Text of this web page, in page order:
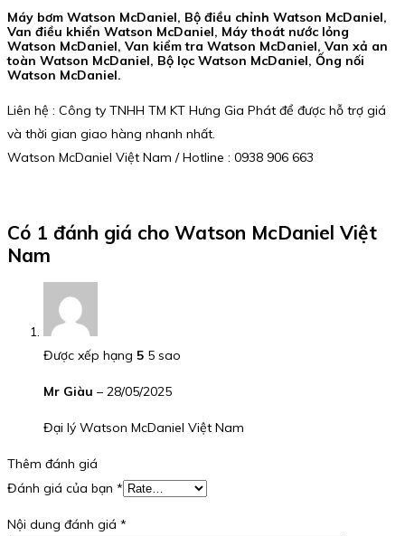
Máy bơm Watson McDaniel, Bộ điều chỉnh Watson McDaniel,
Van điều khiển Watson McDaniel, Máy thoát nước lỏng
Watson McDaniel, Van kiểm tra Watson McDaniel, Van xả an
toàn Watson McDaniel, Bộ lọc Watson McDaniel, Ống nối
Watson McDaniel.
Liên hệ : Công ty TNHH TM KT Hưng Gia Phát để được hỗ trợ giá
và thời gian giao hàng nhanh nhất.
Watson McDaniel Việt Nam / Hotline : 0938 906 663
Có 1 đánh giá cho Watson McDaniel Việt
Nam
Được xếp hạng 5 5 sao
Mr Giàu – 28/05/2025
Đại lý Watson McDaniel Việt Nam
Thêm đánh giá
Đánh giá của bạn *
Nội dung đánh giá *